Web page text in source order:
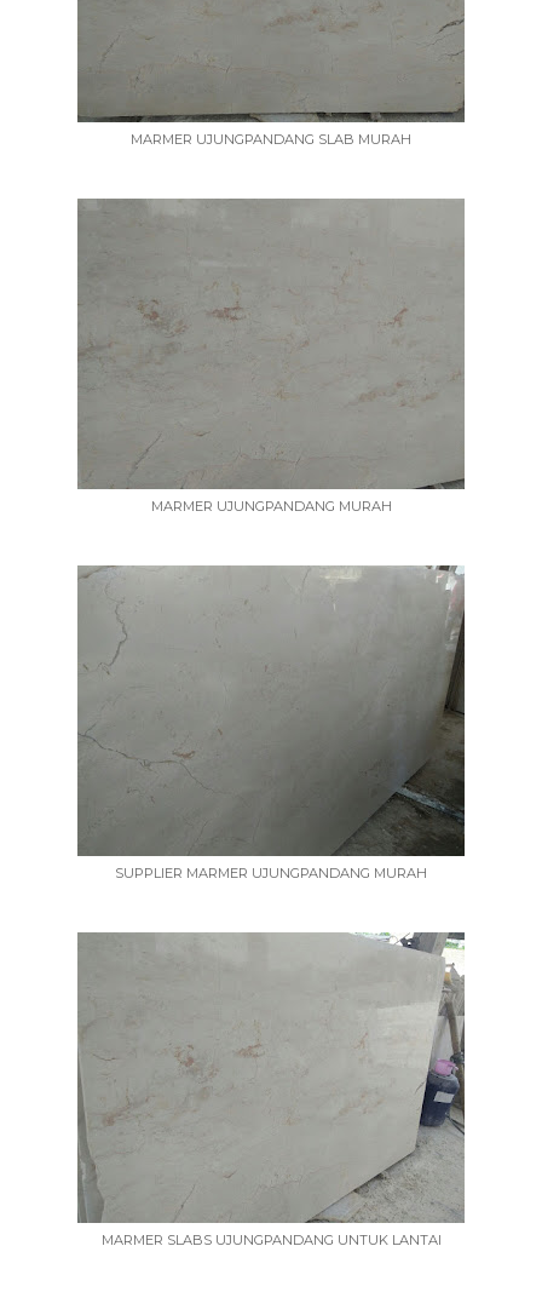
MARMER UJUNGPANDANG SLAB MURAH
MARMER UJUNGPANDANG MURAH
SUPPLIER MARMER UJUNGPANDANG MURAH
MARMER SLABS UJUNGPANDANG UNTUK LANTAI